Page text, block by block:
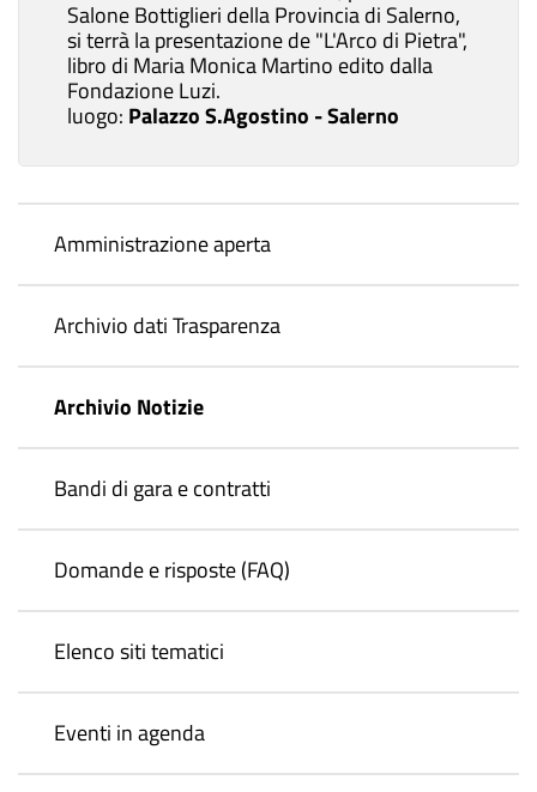
Salone Bottiglieri della Provincia di Salerno,
si terrà la presentazione de "L'Arco di Pietra",
libro di Maria Monica Martino edito dalla
Fondazione Luzi.
luogo: Palazzo S.Agostino - Salerno
Amministrazione aperta
Archivio dati Trasparenza
Archivio Notizie
Bandi di gara e contratti
Domande e risposte (FAQ)
Elenco siti tematici
Eventi in agenda